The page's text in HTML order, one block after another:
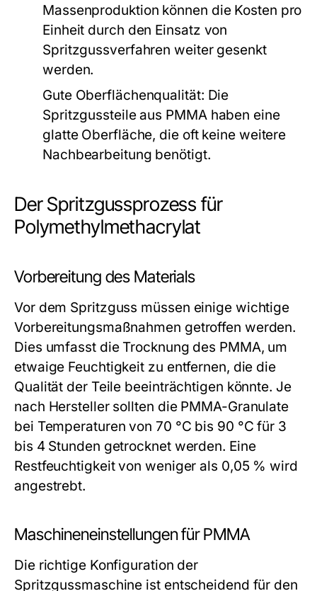
Massenproduktion können die Kosten pro
Einheit durch den Einsatz von
Spritzgussverfahren weiter gesenkt
werden.
Gute Oberflächenqualität: Die
Spritzgussteile aus PMMA haben eine
glatte Oberfläche, die oft keine weitere
Nachbearbeitung benötigt.
Der Spritzgussprozess für
Polymethylmethacrylat
Vorbereitung des Materials
Vor dem Spritzguss müssen einige wichtige
Vorbereitungsmaßnahmen getroffen werden.
Dies umfasst die Trocknung des PMMA, um
etwaige Feuchtigkeit zu entfernen, die die
Qualität der Teile beeinträchtigen könnte. Je
nach Hersteller sollten die PMMA-Granulate
bei Temperaturen von 70 °C bis 90 °C für 3
bis 4 Stunden getrocknet werden. Eine
Restfeuchtigkeit von weniger als 0,05 % wird
angestrebt.
Maschineneinstellungen für PMMA
Die richtige Konfiguration der
Spritzgussmaschine ist entscheidend für den